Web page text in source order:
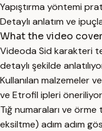
Yapıştırma yöntemi
Detaylı anlatım ve
What the video
Videoda Sid karakteri
detaylı şekilde
Kullanılan malzemeler
ve Etrofil ipleri
Tığ numaraları ve
eksiltme) adım adım